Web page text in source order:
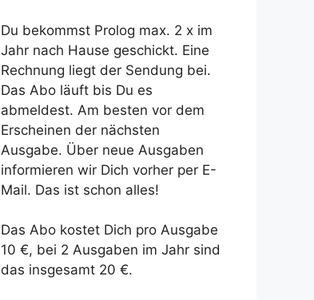
Du bekommst Prolog max. 2 x im
Jahr nach Hause geschickt. Eine
Rechnung liegt der Sendung bei.
Das Abo läuft bis Du es
abmeldest. Am besten vor dem
Erscheinen der nächsten
Ausgabe. Über neue Ausgaben
informieren wir Dich vorher per E-
Mail. Das ist schon alles!
Das Abo kostet Dich pro Ausgabe
10 €, bei 2 Ausgaben im Jahr sind
das insgesamt 20 €.